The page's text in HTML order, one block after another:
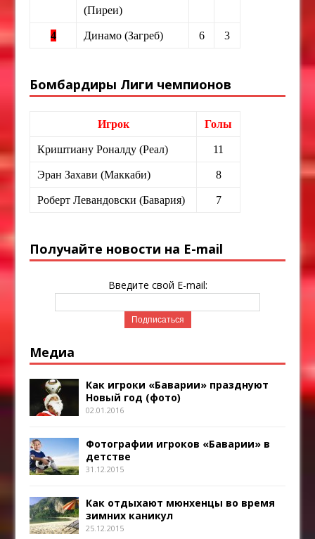
(Пиреи)
4 Динамо (Загреб) 6 3
Бомбардиры Лиги чемпионов
Игрок Голы
Криштиану Роналду (Реал) 11
Эран Захави (Маккаби) 8
Роберт Левандовски (Бавария) 7
Получайте новости на E-mail
Введите свой E-mail:
Медиа
Как игроки «Баварии» празднуют
Новый год (фото)
02.01.2016
Фотографии игроков «Баварии» в
детстве
31.12.2015
Как отдыхают мюнхенцы во время
зимних каникул
25.12.2015